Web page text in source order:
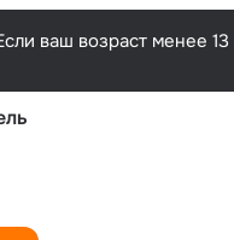
ваш возраст менее